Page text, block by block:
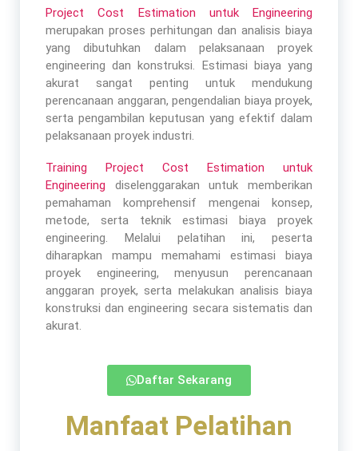
Project Cost Estimation untuk Engineering
merupakan proses perhitungan dan analisis biaya
yang dibutuhkan dalam pelaksanaan proyek
engineering dan konstruksi. Estimasi biaya yang
akurat sangat penting untuk mendukung
perencanaan anggaran, pengendalian biaya proyek,
serta pengambilan keputusan yang efektif dalam
pelaksanaan proyek industri.
Training Project Cost Estimation untuk
Engineering diselenggarakan untuk memberikan
pemahaman komprehensif mengenai konsep,
metode, serta teknik estimasi biaya proyek
engineering. Melalui pelatihan ini, peserta
diharapkan mampu memahami estimasi biaya
proyek engineering, menyusun perencanaan
anggaran proyek, serta melakukan analisis biaya
konstruksi dan engineering secara sistematis dan
akurat.
Daftar Sekarang
Manfaat Pelatihan​